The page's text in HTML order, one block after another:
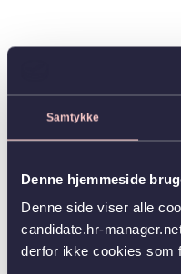
Samtykke
Denne hjemmeside
Denne side viser alle
candidate.hr-
derfor ikke cookies som